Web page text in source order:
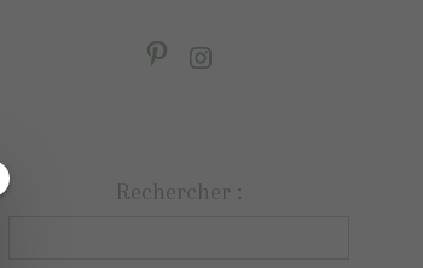
Rechercher :